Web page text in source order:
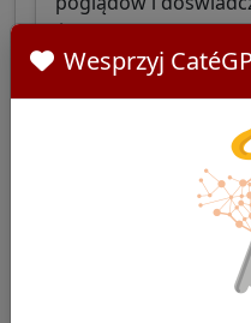
świeckich, w tradycji
Kazimierz Nycz
Wesprzyj